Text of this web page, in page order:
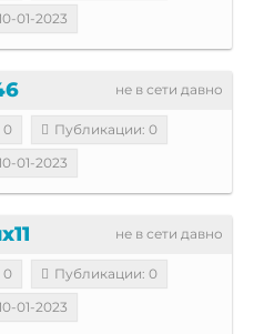
01-2023
не в сети давно
0
Публикации: 0
01-2023
не в сети давно
0
Публикации: 0
01-2023